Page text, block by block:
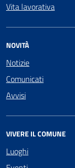
Vita lavorativa
NOVITÀ
Notizie
Comunicati
Avvisi
VIVERE IL COMUNE
Luoghi